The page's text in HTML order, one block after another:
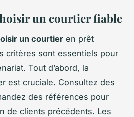
un courtier fiable
un courtier en prêt
critères sont essentiels pour
Tout d’abord, la
est cruciale. Consultez des
des références pour
de clients précédents. Les